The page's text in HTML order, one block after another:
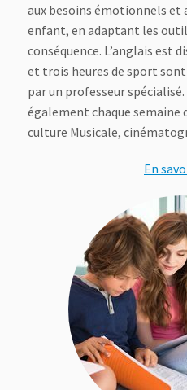
aux besoins émotionnels et
enfant, en adaptant les
conséquence. L’anglais est
et trois heures de sport sont
par un professeur
également chaque semaine
culture Musicale,
En